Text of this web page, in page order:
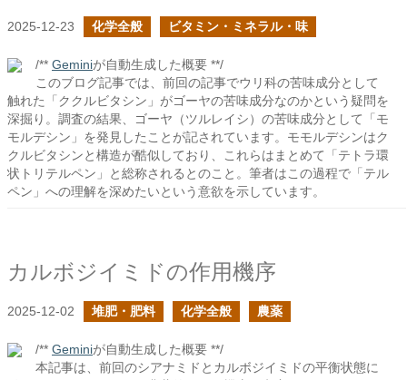
2025-12-23 化学全般 ビタミン・ミネラル・味
/** Geminiが自動生成した概要 **/
このブログ記事では、前回の記事でウリ科の苦味成分として
触れた「ククルビタシン」がゴーヤの苦味成分なのかという疑問を
深掘り。調査の結果、ゴーヤ（ツルレイシ）の苦味成分として「モ
モルデシン」を発見したことが記されています。モモルデシンはク
クルビタシンと構造が酷似しており、これらはまとめて「テトラ環
状トリテルペン」と総称されるとのこと。筆者はこの過程で「テル
ペン」への理解を深めたいという意欲を示しています。
カルボジイミドの作用機序
2025-12-02 堆肥・肥料 化学全般 農薬
/** Geminiが自動生成した概要 **/
本記事は、前回のシアナミドとカルボジイミドの平衡状態に